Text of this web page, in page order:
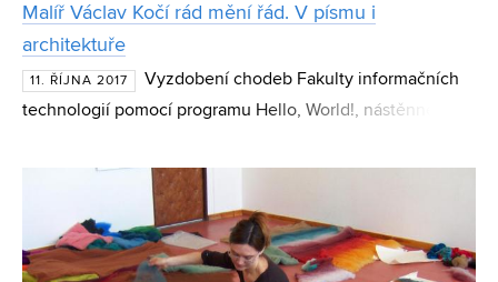
Malíř Václav Kočí rád mění řád. V písmu i
architektuře
11. ŘÍJNA 2017
Vyzdobení chodeb Fakulty informačních
technologií pomocí programu Hello, World!, nástěnné
technologické Univerzity Tomáše Bati ve Zlíně či reliéfní